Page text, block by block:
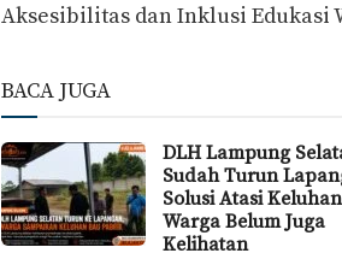
Aksesibilitas dan Inklusi Edukasi
BACA JUGA
DLH Lampung
Sudah Turun
Solusi Atasi Keluhan
Warga Belum Juga
Kelihatan